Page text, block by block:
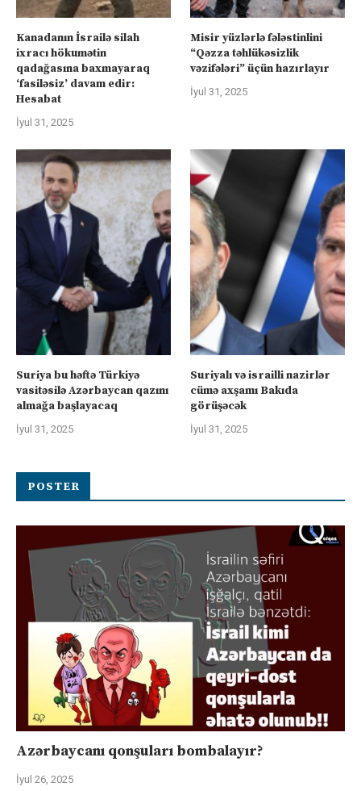
Kanadanın İsrailə silah
ixracı hökumətin
qadağasına baxmayaraq
‘fasiləsiz’ davam edir:
Hesabat
İyul 31, 2025
Misir yüzlərlə fələstinlini
“Qəzza təhlükəsizlik
vəzifələri” üçün hazırlayır
İyul 31, 2025
Suriya bu həftə Türkiyə
vasitəsilə Azərbaycan qazını
almağa başlayacaq
İyul 31, 2025
Suriyalı və israilli nazirlər
cümə axşamı Bakıda
görüşəcək
İyul 31, 2025
POSTER
Azərbaycanı qonşuları bombalayır?
İyul 26, 2025